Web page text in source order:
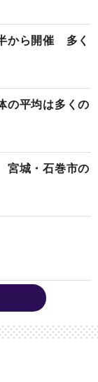
から開催 多く
の平均は多くの
宮城・石巻市の